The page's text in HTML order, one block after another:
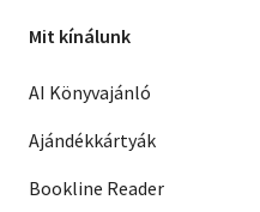
Mit kínálunk
AI Könyvajánló
Ajándékkártyák
Bookline Reader